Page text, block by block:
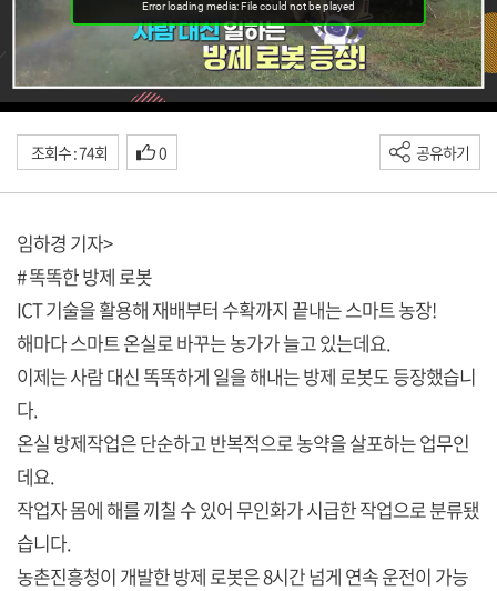
조회수 : 74회 0 공유하기
임하경 기자>
# 똑똑한 방제 로봇
ICT 기술을 활용해 재배부터 수확까지 끝내는 스마트 농장!
해마다 스마트 온실로 바꾸는 농가가 늘고 있는데요.
이제는 사람 대신 똑똑하게 일을 해내는 방제 로봇도 등장했습니
다.
온실 방제작업은 단순하고 반복적으로 농약을 살포하는 업무인
데요.
작업자 몸에 해를 끼칠 수 있어 무인화가 시급한 작업으로 분류됐
습니다.
농촌진흥청이 개발한 방제 로봇은 8시간 넘게 연속 운전이 가능